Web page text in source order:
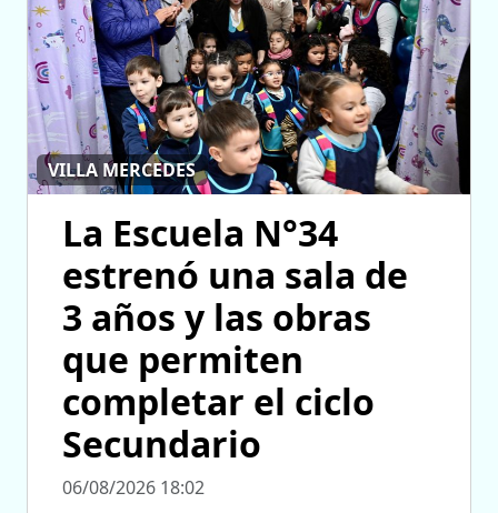
VILLA MERCEDES
La Escuela N°34
estrenó una sala de
3 años y las obras
que permiten
completar el ciclo
Secundario
06/08/2026 18:02